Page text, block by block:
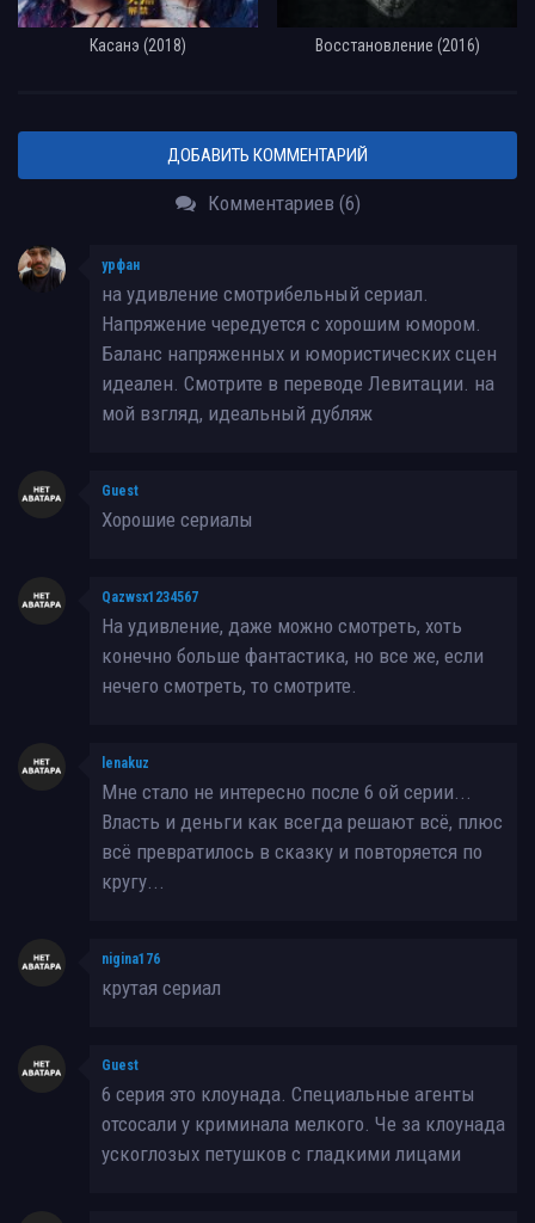
Касанэ (2018) Восстановление (2016)
ДОБАВИТЬ КОММЕНТАРИЙ
Комментариев (6)
урфан
на удивление смотрибельный сериал.
Напряжение чередуется с хорошим юмором.
Баланс напряженных и юмористических сцен
идеален. Смотрите в переводе Левитации. на
мой взгляд, идеальный дубляж
Guest
Хорошие сериалы
Qazwsx1234567
На удивление, даже можно смотреть, хоть
конечно больше фантастика, но все же, если
нечего смотреть, то смотрите.
lenakuz
Мне стало не интересно после 6 ой серии...
Власть и деньги как всегда решают всё, плюс
всё превратилось в сказку и повторяется по
кругу...
nigina176
крутая сериал
Guest
6 серия это клоунада. Специальные агенты
отсосали у криминала мелкого. Че за клоунада
ускоглозых петушков с гладкими лицами